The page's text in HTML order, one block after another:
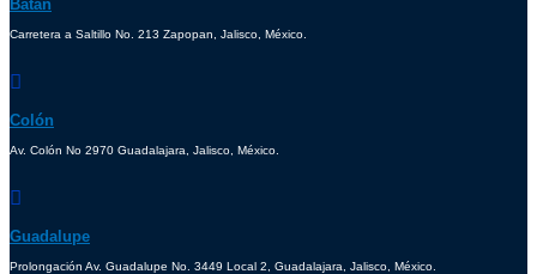
Batán
Carretera a Saltillo No. 213 Zapopan, Jalisco, México.
Colón
Av. Colón No 2970 Guadalajara, Jalisco, México.
Guadalupe
Prolongación Av. Guadalupe No. 3449 Local 2, Guadalajara, Jalisco, México.